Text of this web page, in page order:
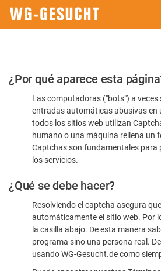
Por
favor,
confirme
humano
¿Por qué aparece esta
Las computadoras ("bots") a veces
entradas automáticas abusivas en
todos los sitios web utilizan
humano o una máquina rellena un
Captchas son fundamentales para
los servicios.
¿Qué se debe hacer?
Resolviendo el captcha asegura
automáticamente el sitio web. Por
la casilla abajo. De esta manera
programa sino una persona real.
usando WG-Gesucht.de como